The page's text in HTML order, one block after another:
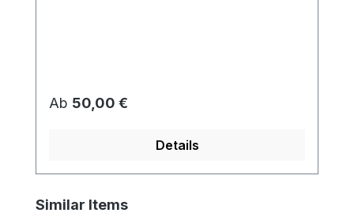
Regulärer Preis:
Ab 50,00 €
Details
Produktgalerie überspringen
Similar Items